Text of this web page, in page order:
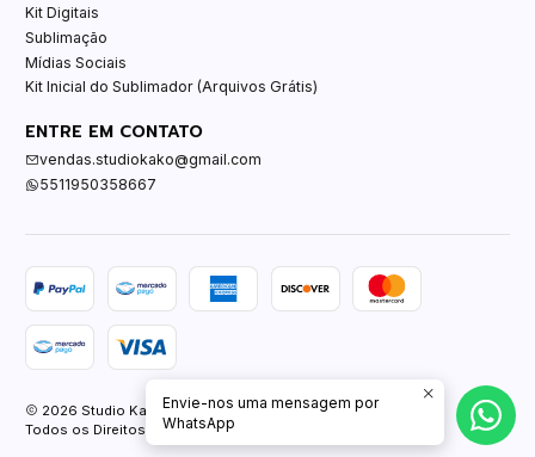
Kit Digitais
Sublimação
Mídias Sociais
Kit Inicial do Sublimador (Arquivos Grátis)
ENTRE EM CONTATO
vendas.studiokako@gmail.com
5511950358667
2026 Studio Kako.
Todos os Direitos Reservados.
Envie-nos uma mensagem por
WhatsApp